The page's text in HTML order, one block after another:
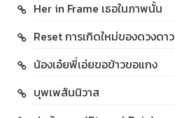
Her in Frame เธอในภาพนั้น
Reset การเกิดใหม่ของดวงดาว
น้องเอ๋ยพี่เอ่ยขอข้าวขอแกง
บุพเพสันนิวาส